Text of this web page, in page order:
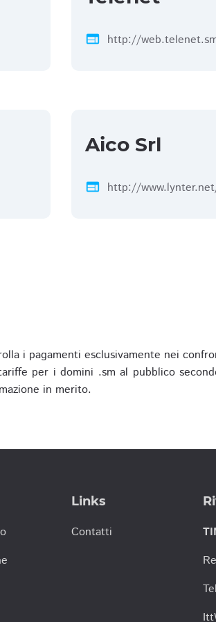
web http://
Aico Srl
web http://
i pagamenti esclusivamente nei
per i domini .sm al pubblico
in merito.
Links
Contatti